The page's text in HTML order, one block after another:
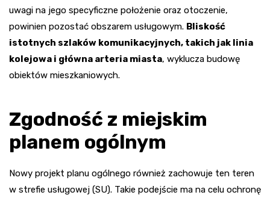
uwagi na jego specyficzne położenie oraz otoczenie,
powinien pozostać obszarem usługowym. Bliskość
istotnych szlaków komunikacyjnych, takich jak linia
kolejowa i główna arteria miasta, wyklucza budowę
obiektów mieszkaniowych.
Zgodność z miejskim
planem ogólnym
Nowy projekt planu ogólnego również zachowuje ten teren
w strefie usługowej (SU). Takie podejście ma na celu ochronę